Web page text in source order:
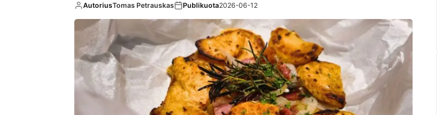
AutoriusTomas Petrauskas Publikuota2026-06-12